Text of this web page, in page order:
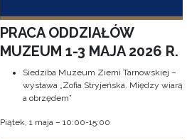
PRACA ODDZIAŁÓW
MUZEUM 1-3 MAJA 2026 R.
Siedziba Muzeum Ziemi Tarnowskiej –
wystawa „Zofia Stryjeńska. Między wiarą
a obrzędem”
Piątek, 1 maja – 10:00-15:00